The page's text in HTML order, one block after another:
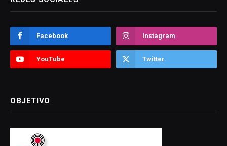
Facebook Instagram
YouTube Twitter
OBJETIVO